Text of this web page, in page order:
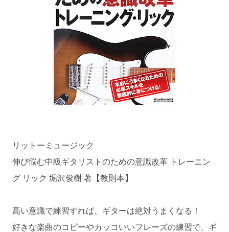
リットーミュージック
伸び悩む中級ギタリストのための意識改革 トレーニン
グ リック 堀沢俊樹 著【教則本】
高い意識で練習すれば、ギターは絶対うまくなる！
好きな楽曲のコピーやカッコいいフレーズの練習で、ギ